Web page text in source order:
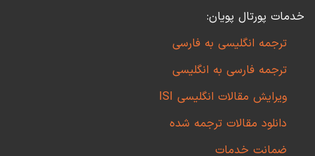
خدمات پورتال پویان:
ترجمه انگلیسی به فارسی
ترجمه فارسی به انگلیسی
ویرایش مقالات انگلیسی ISI
دانلود مقالات ترجمه شده
ضمانت خدمات